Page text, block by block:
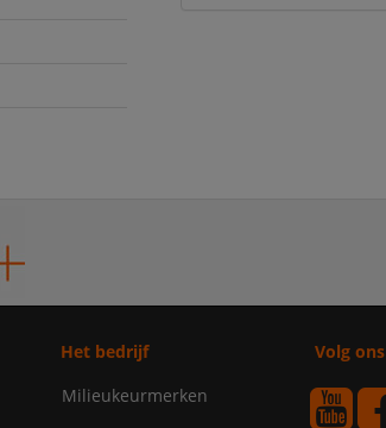
Het bedrijf
Milieukeurmerken
Volg ons